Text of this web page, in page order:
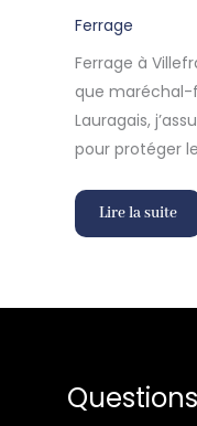
Ferrage
Ferrage à
que
Lauragais,
pour protéger
Lire la suite